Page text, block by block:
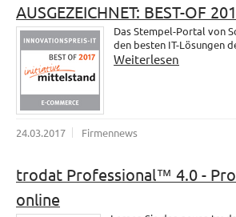
AUSGEZEICHNET: BEST-OF
Das Stempel-Portal von
den besten IT-Lösungen
Weiterlesen
24.03.2017 Firmennews
trodat Professional™ 4.0 -
online